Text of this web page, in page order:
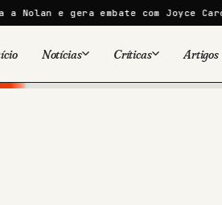
embate com Joyce Carol…
Notícias Críticas Artigos